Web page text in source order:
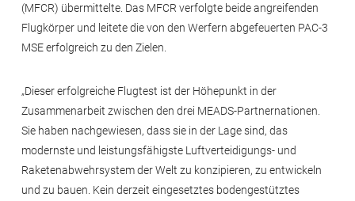
(MFCR) übermittelte. Das MFCR verfolgte beide angreifenden
Flugkörper und leitete die von den Werfern abgefeuerten PAC-3
MSE erfolgreich zu den Zielen.
„Dieser erfolgreiche Flugtest ist der Höhepunkt in der
Zusammenarbeit zwischen den drei MEADS-Partnernationen.
Sie haben nachgewiesen, dass sie in der Lage sind, das
modernste und leistungsfähigste Luftverteidigungs- und
Raketenabwehrsystem der Welt zu konzipieren, zu entwickeln
und zu bauen. Kein derzeit eingesetztes bodengestütztes